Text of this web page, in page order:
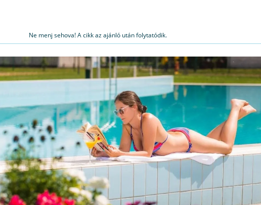
Ne menj sehova! A cikk az ajánló után folytatódik.